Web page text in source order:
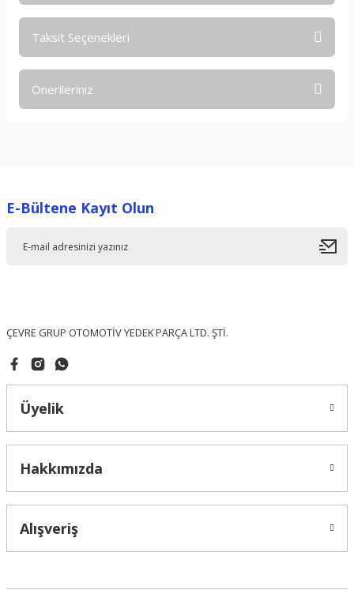
Taksit Seçenekleri
Önerileriniz
Ürün resmi kalitesiz, bozuk veya görüntülenemiyor.
E-Bültene Kayıt Olun
ÇEVRE GRUP OTOMOTİV YEDEK PARÇA LTD. ŞTİ.
Üyelik
Hakkımızda
Alışveriş